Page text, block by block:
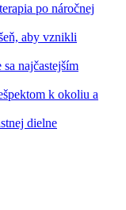
po náročnej
aby vznikli
najčastejším
k okoliu a
dielne